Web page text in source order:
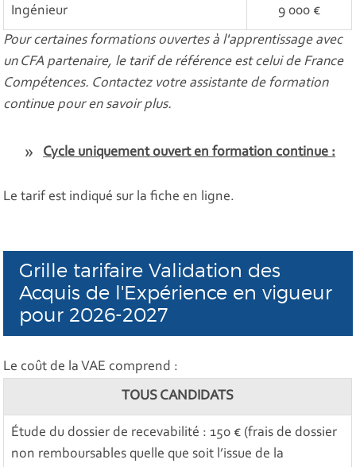
Ingénieur 9 000 €
Pour certaines formations ouvertes à l'apprentissage avec
un CFA partenaire, le tarif de référence est celui de France
Compétences. Contactez votre assistante de formation
continue pour en savoir plus.
Cycle uniquement ouvert en formation continue :
Le tarif est indiqué sur la fiche en ligne.
Grille tarifaire Validation des
Acquis de l'Expérience en vigueur
pour 2026-2027
Le coût de la VAE comprend :
TOUS CANDIDATS
Étude du dossier de recevabilité : 150 € (frais de dossier
non remboursables quelle que soit l’issue de la